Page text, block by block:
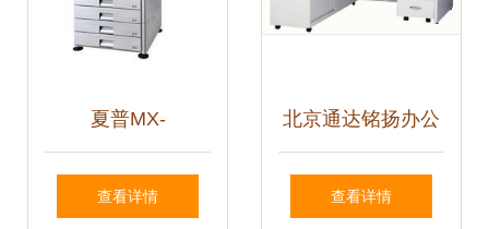
夏普MX-
4101N/5001N复印
查看详情
北京通达铭扬办公
设备 助力高效卓越
查看详情